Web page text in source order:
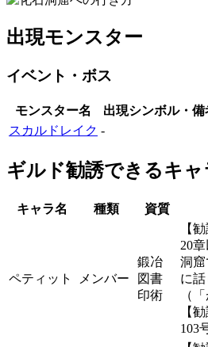
出現モンスター
イベント・ボス
モンスター名
出現シンボル・備
スカルドレイク ‐
ギルド勧誘できるキ
キャラ名 種類 資質
ペティット メンバー
鍛冶
図書
印術
【
20
洞
に
（
【
103